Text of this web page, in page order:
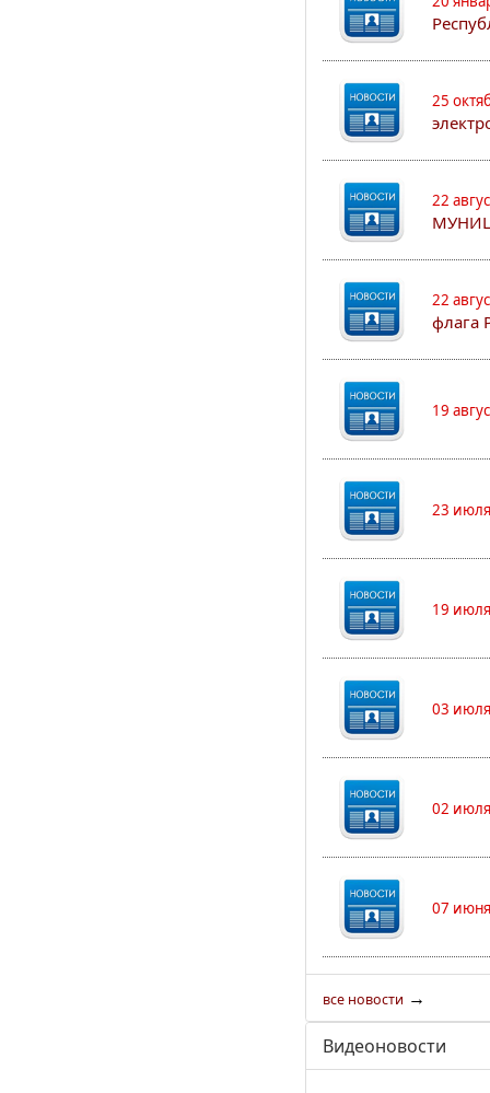
25
22
22
флага
19
23
19
03
02
07
все новости →
Видеоновости